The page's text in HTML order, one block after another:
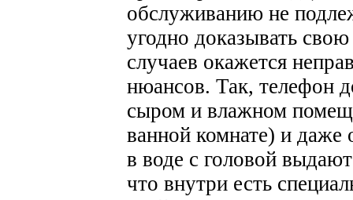
обслуживанию не
угодно доказывать
случаев окажется
нюансов. Так, телефон
сыром и влажном
ванной комнате) и даже
в воде с головой
что внутри есть